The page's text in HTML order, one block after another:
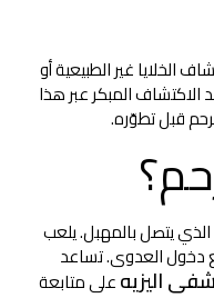
غير الطبيعية أو
المبكر عبر هذا
تطوّره.
بالمهبل. يلعب
العدوى. تساعد
على متابعة